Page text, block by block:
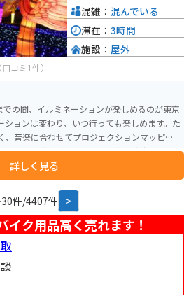
足を延ばせば、東京ディズニーリゾートに
（口コミ1件）
の間、イルミネーションが楽しめるのが東京
ションは変わり、いつ行っても楽しめます。た
、音楽に合わせてプロジェクションマッピン
を使った演出があったりと多彩な演出で楽し
合います。夕方から行っても車は停められな
です。飲食店もたくさんあります。ドイツ村と
は絶品です。他にも身体が温まるメニューを
ことのできる施設などあります。小さいお子
問わず、遊べる施設です。
詳しく見る
混雑： 混んでいる
滞在： 3時間
施設： 屋外
件/4407件 >
イク用品高く売れます！